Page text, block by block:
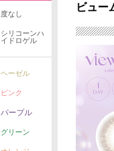
度なし
シリコーンハ
イドロゲル
ヘーゼル
ピンク
パープル
グリーン
ビュー